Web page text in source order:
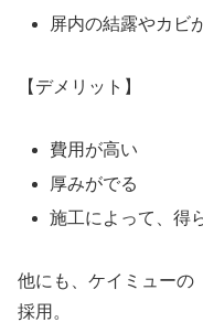
屏内の結露やカビ
【デメリット】
費用が高い
厚みがでる
施工によって、得
他にも、ケイミューの
採用。